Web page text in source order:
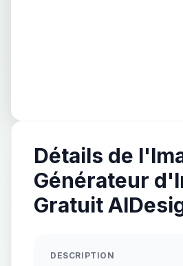
Détails de
Générateur
Gratuit
DESCRIPTION